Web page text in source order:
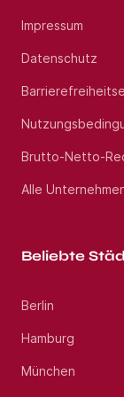
Standort:
Impressum
Datenschutz
Brutto-Netto-
Alle
Beliebte
Berlin
Hamburg
München